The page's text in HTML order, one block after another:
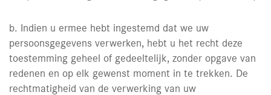
b. Indien u ermee hebt ingestemd dat we uw
persoonsgegevens verwerken, hebt u het recht deze
toestemming geheel of gedeeltelijk, zonder opgave van
redenen en op elk gewenst moment in te trekken. De
rechtmatigheid van de verwerking van uw